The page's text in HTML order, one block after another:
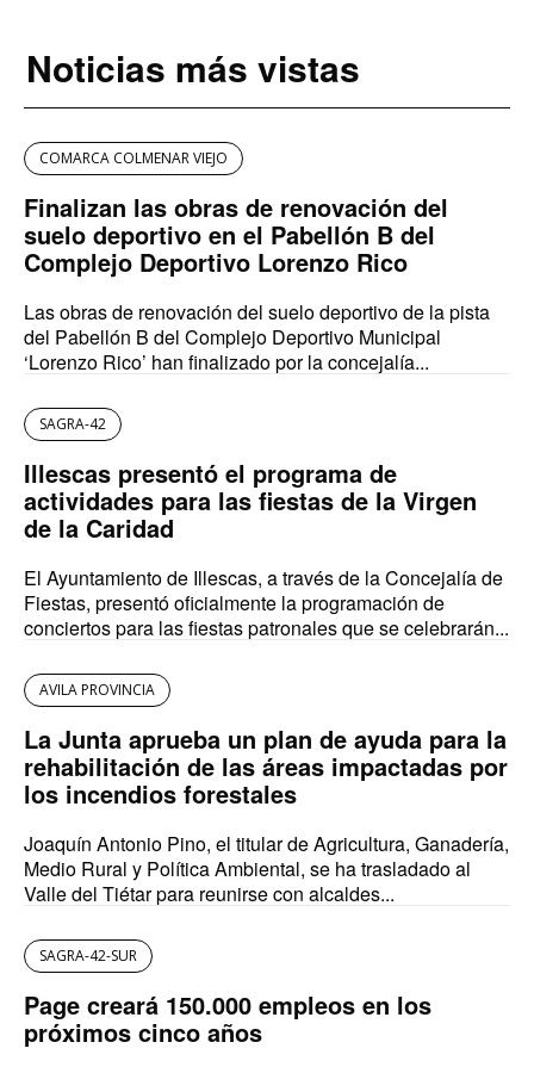
Noticias más vistas
COMARCA COLMENAR VIEJO
Finalizan las obras de renovación del
suelo deportivo en el Pabellón B del
Complejo Deportivo Lorenzo Rico
Las obras de renovación del suelo deportivo de la pista
del Pabellón B del Complejo Deportivo Municipal
‘Lorenzo Rico’ han finalizado por la concejalía...
SAGRA-42
Illescas presentó el programa de
actividades para las fiestas de la Virgen
de la Caridad
El Ayuntamiento de Illescas, a través de la Concejalía de
Fiestas, presentó oficialmente la programación de
conciertos para las fiestas patronales que se celebrarán...
AVILA PROVINCIA
La Junta aprueba un plan de ayuda para la
rehabilitación de las áreas impactadas por
los incendios forestales
Joaquín Antonio Pino, el titular de Agricultura, Ganadería,
Medio Rural y Política Ambiental, se ha trasladado al
Valle del Tiétar para reunirse con alcaldes...
SAGRA-42-SUR
Page creará 150.000 empleos en los
próximos cinco años